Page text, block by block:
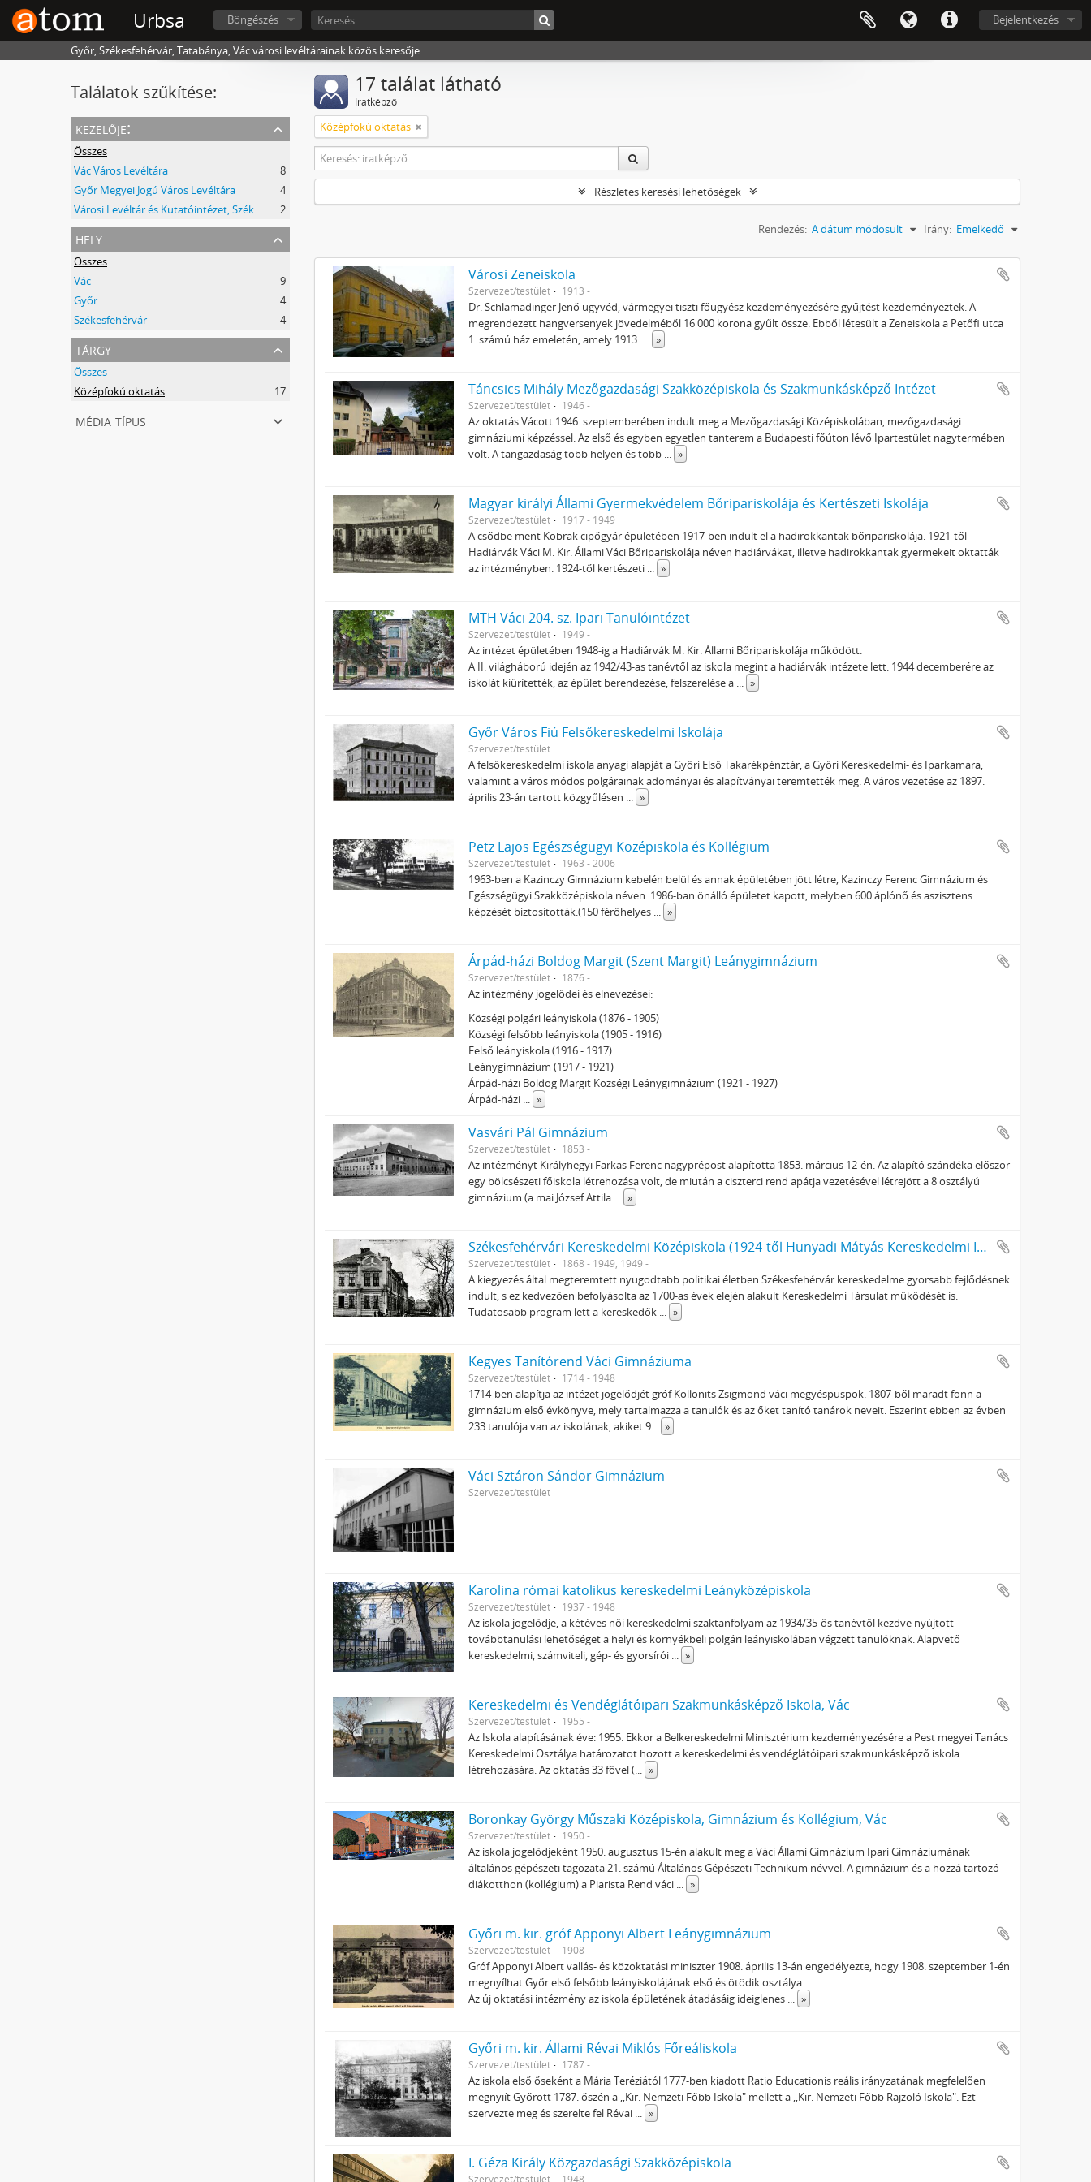
Urbsa Bejelentkezés
Böngészés
Győr, Székesfehérvár, Tatabánya, Vác városi levéltárainak közös keresője
Találatok szűkítése:
kezelője:
Összes
Vác Város Levéltára
8
Győr Megyei Jogú Város Levéltára
4
Városi Levéltár és Kutatóintézet, Székesfehérvár
2
hely
Összes
Vác
9
Győr
4
Székesfehérvár
4
tárgy
Összes
Középfokú oktatás
17
média típus
17 találat látható
Iratképző
Középfokú oktatás
Részletes keresési lehetőségek
Rendezés: A dátum módosult Irány: Emelkedő
Városi Zeneiskola
Szervezet/testület 1913 -
Dr. Schlamadinger Jenő ügyvéd, vármegyei tiszti főügyész kezdeményezésére gyűjtést kezdeményeztek. A
megrendezett hangversenyek jövedelméből 16 000 korona gyűlt össze. Ebből létesült a Zeneiskola a Petőfi utca
1. számú ház emeletén, amely 1913. ... »
Táncsics Mihály Mezőgazdasági Szakközépiskola és Szakmunkásképző Intézet
Szervezet/testület 1946 -
Az oktatás Vácott 1946. szeptemberében indult meg a Mezőgazdasági Középiskolában, mezőgazdasági
gimnáziumi képzéssel. Az első és egyben egyetlen tanterem a Budapesti főúton lévő Ipartestület nagytermében
volt. A tangazdaság több helyen és több ... »
Magyar királyi Állami Gyermekvédelem Bőripariskolája és Kertészeti Iskolája
Szervezet/testület 1917 - 1949
A csődbe ment Kobrak cipőgyár épületében 1917-ben indult el a hadirokkantak bőripariskolája. 1921-től
Hadiárvák Váci M. Kir. Állami Váci Bőripariskolája néven hadiárvákat, illetve hadirokkantak gyermekeit oktatták
az intézményben. 1924-től kertészeti ... »
MTH Váci 204. sz. Ipari Tanulóintézet
Szervezet/testület 1949 -
Az intézet épületében 1948-ig a Hadiárvák M. Kir. Állami Bőripariskolája működött.
A II. világháború idején az 1942/43-as tanévtől az iskola megint a hadiárvák intézete lett. 1944 decemberére az
iskolát kiürítették, az épület berendezése, felszerelése a ... »
Győr Város Fiú Felsőkereskedelmi Iskolája
Szervezet/testület
A felsőkereskedelmi iskola anyagi alapját a Győri Első Takarékpénztár, a Győri Kereskedelmi- és Iparkamara,
valamint a város módos polgárainak adományai és alapítványai teremtették meg. A város vezetése az 1897.
április 23-án tartott közgyűlésen ... »
Petz Lajos Egészségügyi Középiskola és Kollégium
Szervezet/testület 1963 - 2006
1963-ben a Kazinczy Gimnázium kebelén belül és annak épületében jött létre, Kazinczy Ferenc Gimnázium és
Egészségügyi Szakközépiskola néven. 1986-ban önálló épületet kapott, melyben 600 áplónő és aszisztens
képzését biztosították.(150 férőhelyes ... »
Árpád-házi Boldog Margit (Szent Margit) Leánygimnázium
Szervezet/testület 1876 -
Az intézmény jogelődei és elnevezései:
Községi polgári leányiskola (1876 - 1905)
Községi felsőbb leányiskola (1905 - 1916)
Felső leányiskola (1916 - 1917)
Leánygimnázium (1917 - 1921)
Árpád-házi Boldog Margit Községi Leánygimnázium (1921 - 1927)
Árpád-házi ... »
Vasvári Pál Gimnázium
Szervezet/testület 1853 -
Az intézményt Királyhegyi Farkas Ferenc nagyprépost alapította 1853. március 12-én. Az alapító szándéka először
egy bölcsészeti főiskola létrehozása volt, de miután a ciszterci rend apátja vezetésével létrejött a 8 osztályú
gimnázium (a mai József Attila ... »
Székesfehérvári Kereskedelmi Középiskola (1924-től Hunyadi Mátyás Kereskedelmi Iskola)
Szervezet/testület 1868 - 1949, 1949 -
A kiegyezés által megteremtett nyugodtabb politikai életben Székesfehérvár kereskedelme gyorsabb fejlődésnek
indult, s ez kedvezően befolyásolta az 1700-as évek elején alakult Kereskedelmi Társulat működését is.
Tudatosabb program lett a kereskedők ... »
Kegyes Tanítórend Váci Gimnáziuma
Szervezet/testület 1714 - 1948
1714-ben alapítja az intézet jogelődjét gróf Kollonits Zsigmond váci megyéspüspök. 1807-ből maradt fönn a
gimnázium első évkönyve, mely tartalmazza a tanulók és az őket tanító tanárok neveit. Eszerint ebben az évben
233 tanulója van az iskolának, akiket 9... »
Váci Sztáron Sándor Gimnázium
Szervezet/testület
Karolina római katolikus kereskedelmi Leányközépiskola
Szervezet/testület 1937 - 1948
Az iskola jogelődje, a kétéves női kereskedelmi szaktanfolyam az 1934/35-ös tanévtől kezdve nyújtott
továbbtanulási lehetőséget a helyi és környékbeli polgári leányiskolában végzett tanulóknak. Alapvető
kereskedelmi, számviteli, gép- és gyorsírói ... »
Kereskedelmi és Vendéglátóipari Szakmunkásképző Iskola, Vác
Szervezet/testület 1955 -
Az Iskola alapításának éve: 1955. Ekkor a Belkereskedelmi Minisztérium kezdeményezésére a Pest megyei Tanács
Kereskedelmi Osztálya határozatot hozott a kereskedelmi és vendéglátóipari szakmunkásképző iskola
létrehozására. Az oktatás 33 fővel (... »
Boronkay György Műszaki Középiskola, Gimnázium és Kollégium, Vác
Szervezet/testület 1950 -
Az iskola jogelődjeként 1950. augusztus 15-én alakult meg a Váci Állami Gimnázium Ipari Gimnáziumának
általános gépészeti tagozata 21. számú Általános Gépészeti Technikum névvel. A gimnázium és a hozzá tartozó
diákotthon (kollégium) a Piarista Rend váci ... »
Győri m. kir. gróf Apponyi Albert Leánygimnázium
Szervezet/testület 1908 -
Gróf Apponyi Albert vallás- és közoktatási miniszter 1908. április 13-án engedélyezte, hogy 1908. szeptember 1-én
megnyílhat Győr első felsőbb leányiskolájának első és ötödik osztálya.
Az új oktatási intézmény az iskola épületének átadásáig ideiglenes ... »
Győri m. kir. Állami Révai Miklós Főreáliskola
Szervezet/testület 1787 -
Az iskola első őseként a Mária Teréziától 1777-ben kiadott Ratio Educationis reális irányzatának megfelelően
megnyiít Győrött 1787. őszén a ,,Kir. Nemzeti Főbb Iskola" mellett a ,,Kir. Nemzeti Főbb Rajzoló Iskola". Ezt
szervezte meg és szerelte fel Révai ... »
I. Géza Király Közgazdasági Szakközépiskola
Szervezet/testület 1948 -